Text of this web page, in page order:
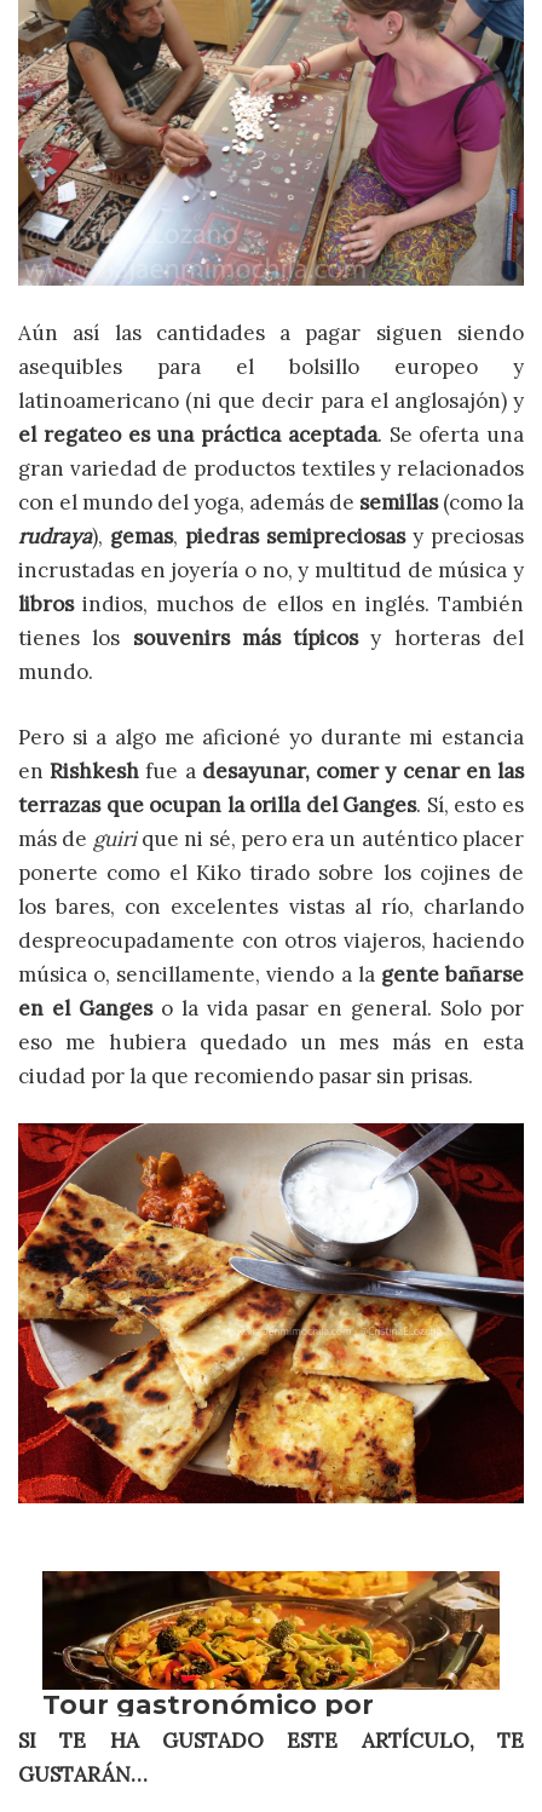
Aún así las cantidades a pagar siguen siendo
asequibles para el bolsillo europeo y
latinoamericano (ni que decir para el anglosajón) y
el regateo es una práctica aceptada. Se oferta una
gran variedad de productos textiles y relacionados
con el mundo del yoga, además de semillas(como la
rudraya), gemas, piedras semipreciosasy preciosas
incrustadas en joyería o no, y multitud de música y
librosindios, muchos de ellos en inglés. También
tienes los souvenirs más típicosy horteras del
mundo.
Pero si a algo me aficioné yo durante mi estancia
enRishkesh fue a desayunar, comer y cenar en las
terrazas que ocupan la orilla del Ganges. Sí, esto es
más de guirique ni sé, pero era un auténtico placer
ponerte como el Kiko tirado sobre los cojines de
los bares, con excelentes vistas al río, charlando
despreocupadamente con otros viajeros, haciendo
música o, sencillamente, viendo a la gente bañarse
en el Gangeso la vida pasar en general. Solo por
eso me hubiera quedado un mes más en esta
ciudad por la que recomiendo pasar sin prisas.
SI TE HA GUSTADO ESTE ARTÍCULO, TE
GUSTARÁN…